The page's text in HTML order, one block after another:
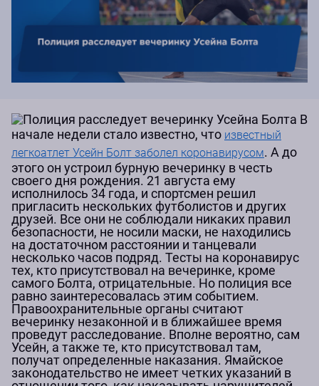
В
начале недели стало известно, что известный
легкоатлет Усейн Болт заболел коронавирусом. А до
этого он устроил бурную вечеринку в честь
своего дня рождения. 21 августа ему
исполнилось 34 года, и спортсмен решил
пригласить нескольких футболистов и других
друзей. Все они не соблюдали никаких правил
безопасности, не носили маски, не находились
на достаточном расстоянии и танцевали
несколько часов подряд. Тесты на коронавирус
тех, кто присутствовал на вечеринке, кроме
самого Болта, отрицательные. Но полиция все
равно заинтересовалась этим событием.
Правоохранительные органы считают
вечеринку незаконной и в ближайшее время
проведут расследование. Вполне вероятно, сам
Усейн, а также те, кто присутствовал там,
получат определенные наказания. Ямайское
законодательство не имеет четких указаний в